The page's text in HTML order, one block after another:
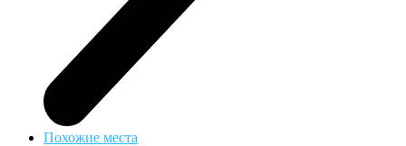
Похожие места